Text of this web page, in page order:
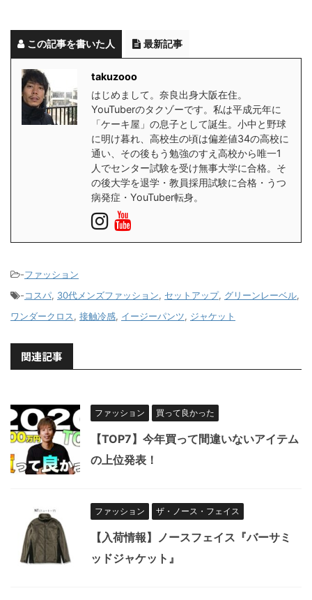
この記事を書いた人 最新記事
takuzooo
はじめまして。奈良出身大阪在住。
YouTuberのタクゾーです。私は平成元年に
「ケーキ屋」の息子として誕生。小中と野球
に明け暮れ、高校生の頃は偏差値34の高校に
通い、その後もう勉強のすえ高校から唯一1
人でセンター試験を受け無事大学に合格。そ
の後大学を退学・教員採用試験に合格・うつ
病発症・YouTuber転身。
-ファッション
-コスパ, 30代メンズファッション, セットアップ, グリーンレーベル,
ワンダークロス, 接触冷感, イージーパンツ, ジャケット
関連記事
ファッション 買って良かった
【TOP7】今年買って間違いないアイテム
の上位発表！
ファッション ザ・ノース・フェイス
【入荷情報】ノースフェイス『バーサミ
ッドジャケット』